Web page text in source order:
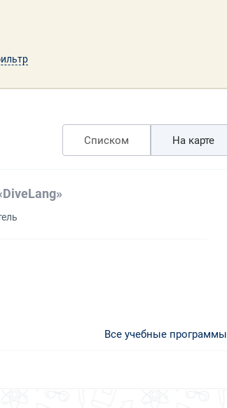
Списком На карте
Все учебные программы